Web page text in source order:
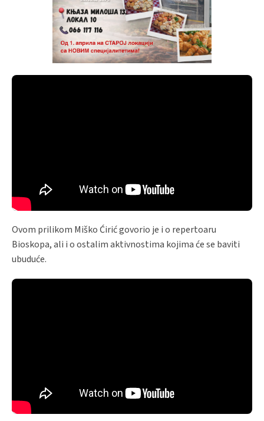
Ovom prilikom Miško Ćirić govorio je i o repertoaru
Bioskopa, ali i o ostalim aktivnostima kojima će se baviti
ubuduće.